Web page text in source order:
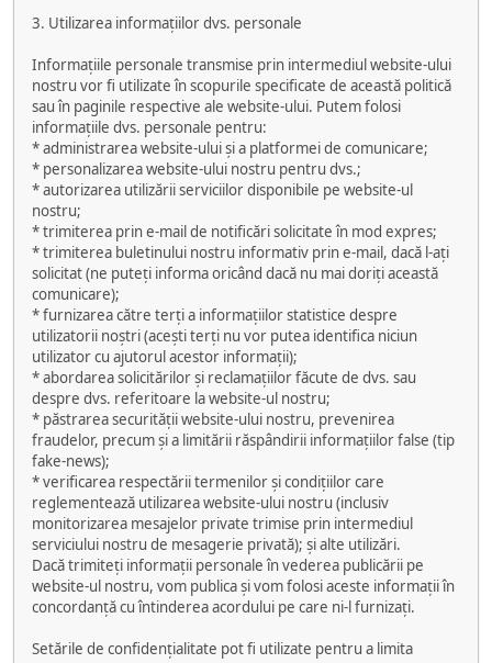
3. Utilizarea informațiilor dvs. personale
Informațiile personale transmise prin intermediul website-ului
nostru vor fi utilizate în scopurile specificate de această politică
sau în paginile respective ale website-ului. Putem folosi
informațiile dvs. personale pentru:
* administrarea website-ului și a platformei de comunicare;
* personalizarea website-ului nostru pentru dvs.;
* autorizarea utilizării serviciilor disponibile pe website-ul
nostru;
* trimiterea prin e-mail de notificări solicitate în mod expres;
* trimiterea buletinului nostru informativ prin e-mail, dacă l-ați
solicitat (ne puteți informa oricând dacă nu mai doriți această
comunicare);
* furnizarea către terți a informațiilor statistice despre
utilizatorii noștri (acești terți nu vor putea identifica niciun
utilizator cu ajutorul acestor informații);
* abordarea solicitărilor și reclamațiilor făcute de dvs. sau
despre dvs. referitoare la website-ul nostru;
* păstrarea securității website-ului nostru, prevenirea
fraudelor, precum și a limitării răspândirii informațiilor false (tip
fake-news);
* verificarea respectării termenilor și condițiilor care
reglementează utilizarea website-ului nostru (inclusiv
monitorizarea mesajelor private trimise prin intermediul
serviciului nostru de mesagerie privată); și alte utilizări.
Dacă trimiteți informații personale în vederea publicării pe
website-ul nostru, vom publica și vom folosi aceste informații în
concordanță cu întinderea acordului pe care ni-l furnizați.
Setările de confidențialitate pot fi utilizate pentru a limita